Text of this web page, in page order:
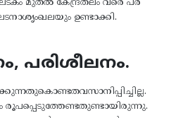
മുതൽ കേന്ദ്രതലം വരെ പര
ഉണ്ടാക്കി.
പരിശീലനം.